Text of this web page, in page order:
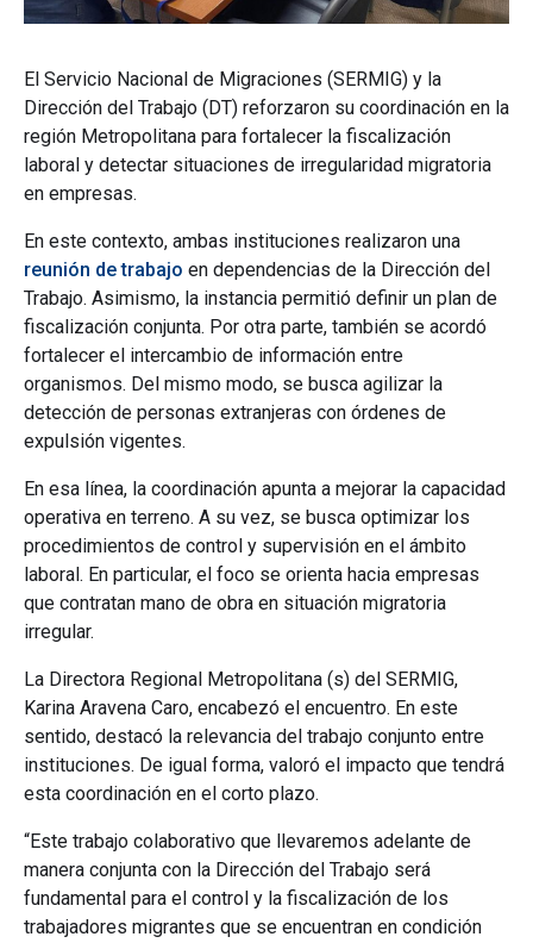
El Servicio Nacional de Migraciones (SERMIG) y la
Dirección del Trabajo (DT) reforzaron su coordinación en la
región Metropolitana para fortalecer la fiscalización
laboral y detectar situaciones de irregularidad migratoria
en empresas.
En este contexto, ambas instituciones realizaron una
reunión de trabajo en dependencias de la Dirección del
Trabajo. Asimismo, la instancia permitió definir un plan de
fiscalización conjunta. Por otra parte, también se acordó
fortalecer el intercambio de información entre
organismos. Del mismo modo, se busca agilizar la
detección de personas extranjeras con órdenes de
expulsión vigentes.
En esa línea, la coordinación apunta a mejorar la capacidad
operativa en terreno. A su vez, se busca optimizar los
procedimientos de control y supervisión en el ámbito
laboral. En particular, el foco se orienta hacia empresas
que contratan mano de obra en situación migratoria
irregular.
La Directora Regional Metropolitana (s) del SERMIG,
Karina Aravena Caro, encabezó el encuentro. En este
sentido, destacó la relevancia del trabajo conjunto entre
instituciones. De igual forma, valoró el impacto que tendrá
esta coordinación en el corto plazo.
“Este trabajo colaborativo que llevaremos adelante de
manera conjunta con la Dirección del Trabajo será
fundamental para el control y la fiscalización de los
trabajadores migrantes que se encuentran en condición